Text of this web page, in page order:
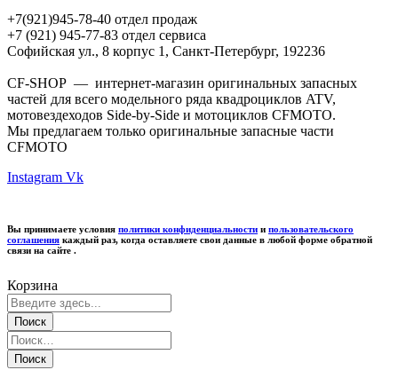
+7(921)945-78-40 отдел продаж
+7 (921) 945-77-83 отдел сервиса
Софийская ул., 8 корпус 1, Санкт-Петербург, 192236
CF-SHOP — интернет-магазин оригинальных запасных
частей для всего модельного ряда квадроциклов ATV,
мотовездеходов Side-by-Side и мотоциклов CFMOTO.
Мы предлагаем только оригинальные запасные части
CFMOTO
Instagram Vk
Вы принимаете условия политики конфиденциальности и пользовательского
соглашения каждый раз, когда оставляете свои данные в любой форме обратной
связи на сайте .
Корзина